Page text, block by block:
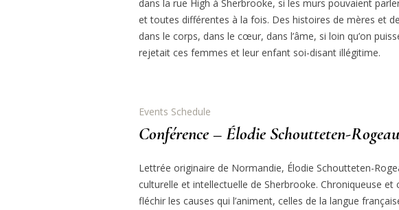
dans la rue High à Sherbrooke, si les murs pouvaient
et toutes différentes à la fois. Des histoires de mères et
dans le corps, dans le cœur, dans l’âme, si loin qu’on
rejetait ces femmes et leur enfant soi-disant illégitime.
Events Schedule
Conférence – Élodie Schoutteten-
Lettrée originaire de Normandie, Élodie Schoutteten-
culturelle et intellectuelle de Sherbrooke. Chroniqueuse
fléchir les causes qui l’animent, celles de la langue